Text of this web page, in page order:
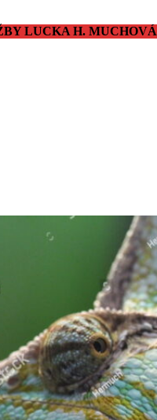
LUCKA H. MUCHOVÁ